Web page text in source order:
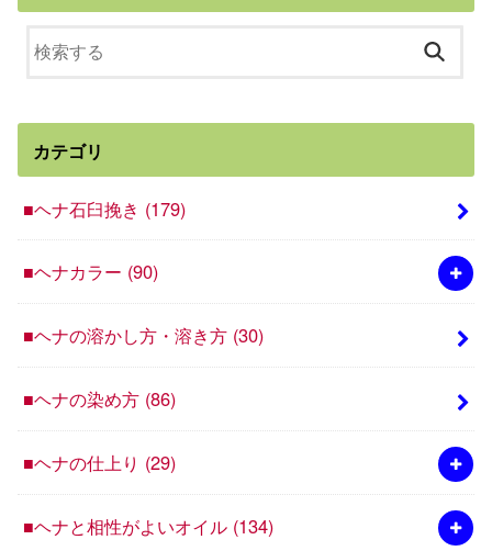
カテゴリ
■ヘナ石臼挽き (179)
■ヘナカラー (90)
■ヘナの溶かし方・溶き方 (30)
■ヘナの染め方 (86)
■ヘナの仕上り (29)
■ヘナと相性がよいオイル (134)